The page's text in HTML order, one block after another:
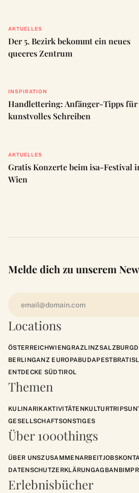
AKTUELLES
Der 5. Bezirk bekommt ein neues
queeres Zentrum
INSPIRATION
Handlettering: Anfänger-Tipps für
kunstvolles Schreiben
AKTUELLES
Gratis Konzerte beim isa-Festival
Wien
Locations
ÖSTERREICHWIENGRAZLINZSALZBURG
BERLINGANZ EUROPABUDAPEST
ENTDECKE SÜDTIROL
Themen
KULINARIKAKTIVITÄTENKULTURTRIPS
GESELLSCHAFTSONSTIGES
Über 1000things
ÜBER UNSZUSAMMENARBEITJOBS
DATENSCHUTZERKLÄRUNGAGBANB
Erlebnisbücher
Melde dich zu unserem